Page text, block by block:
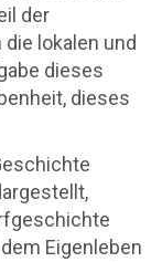
der
lokalen und
dieses
dieses
Eigenleben